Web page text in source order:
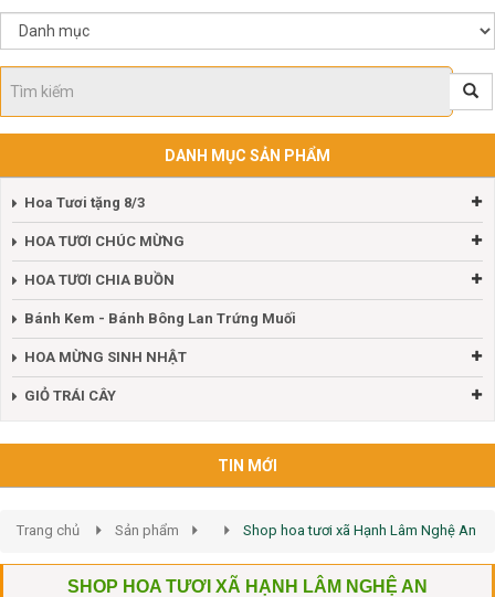
DANH MỤC SẢN PHẨM
Hoa Tươi tặng 8/3
HOA TƯƠI CHÚC MỪNG
HOA TƯƠI CHIA BUỒN
Bánh Kem - Bánh Bông Lan Trứng Muối
HOA MỪNG SINH NHẬT
GIỎ TRÁI CÂY
TIN MỚI
Trang chủ Sản phẩm Shop hoa tươi xã Hạnh Lâm Nghệ An
SHOP HOA TƯƠI XÃ HẠNH LÂM NGHỆ AN